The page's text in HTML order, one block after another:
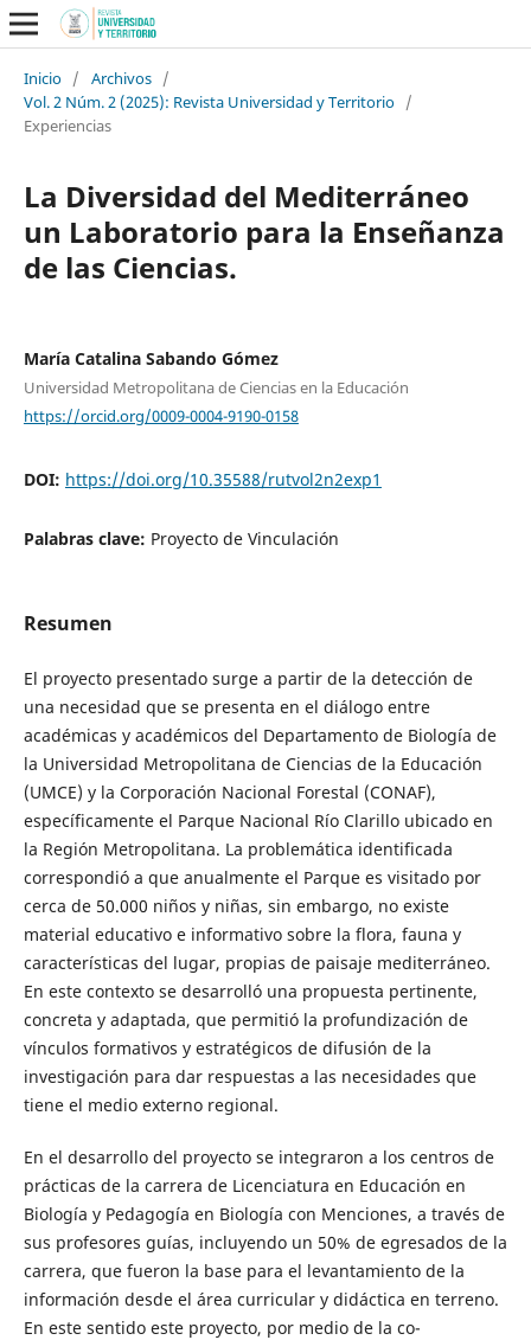
Inicio / Archivos /
Vol. 2 Núm. 2 (2025): Revista Universidad y Territorio /
Experiencias
La Diversidad del Mediterráneo
un Laboratorio para la Enseñanza
de las Ciencias.
María Catalina Sabando Gómez
Universidad Metropolitana de Ciencias en la Educación
https://orcid.org/0009-0004-9190-0158
DOI: https://doi.org/10.35588/rutvol2n2exp1
Palabras clave: Proyecto de Vinculación
Resumen
El proyecto presentado surge a partir de la detección de
una necesidad que se presenta en el diálogo entre
académicas y académicos del Departamento de Biología de
la Universidad Metropolitana de Ciencias de la Educación
(UMCE) y la Corporación Nacional Forestal (CONAF),
específicamente el Parque Nacional Río Clarillo ubicado en
la Región Metropolitana. La problemática identificada
correspondió a que anualmente el Parque es visitado por
cerca de 50.000 niños y niñas, sin embargo, no existe
material educativo e informativo sobre la flora, fauna y
características del lugar, propias de paisaje mediterráneo.
En este contexto se desarrolló una propuesta pertinente,
concreta y adaptada, que permitió la profundización de
vínculos formativos y estratégicos de difusión de la
investigación para dar respuestas a las necesidades que
tiene el medio externo regional.
En el desarrollo del proyecto se integraron a los centros de
prácticas de la carrera de Licenciatura en Educación en
Biología y Pedagogía en Biología con Menciones, a través de
sus profesores guías, incluyendo un 50% de egresados de la
carrera, que fueron la base para el levantamiento de la
información desde el área curricular y didáctica en terreno.
En este sentido este proyecto, por medio de la co-